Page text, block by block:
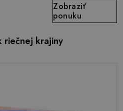
Zobraziť
ponuku
riečnej krajiny